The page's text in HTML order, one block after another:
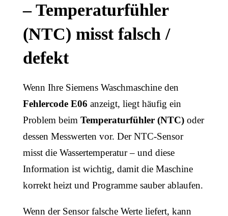
– Temperaturfühler
(NTC) misst falsch /
defekt
Wenn Ihre Siemens Waschmaschine den
Fehlercode E06 anzeigt, liegt häufig ein
Problem beimTemperaturfühler (NTC) oder
dessen Messwerten vor. Der NTC-Sensor
misst die Wassertemperatur – und diese
Information ist wichtig, damit die Maschine
korrekt heizt und Programme sauber ablaufen.
Wenn der Sensor falsche Werte liefert, kann